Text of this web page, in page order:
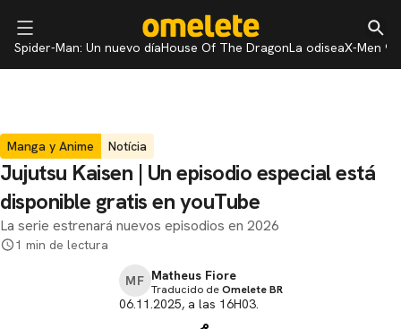
Spider-Man: Un nuevo díaHouse Of The DragonLa odiseaX-Men 97
Manga y Anime Notícia
Jujutsu Kaisen | Un episodio especial está
disponible gratis en youTube
La serie estrenará nuevos episodios en 2026
1 min de lectura
MF Matheus Fiore
Traducido deOmelete BR
06.11.2025, a las 16H03.